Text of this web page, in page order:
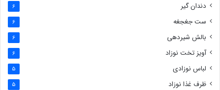
دندان گیر 6
ست جغجغه 6
بالش شیردهی 6
آویز تخت نوزاد 6
لباس نوزادی 5
ظرف غذا نوزاد 5